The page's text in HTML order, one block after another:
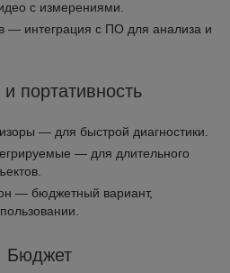
с измерениями.
— интеграция с ПО для анализа и
портативность
— для быстрой диагностики.
— для длительного
— бюджетный вариант,
Бюджет